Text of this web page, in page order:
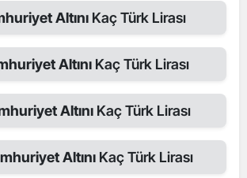
Altını Kaç Türk Lirası
AltınıKaç Türk Lirası
AltınıKaç Türk Lirası
Altını Kaç Türk Lirası